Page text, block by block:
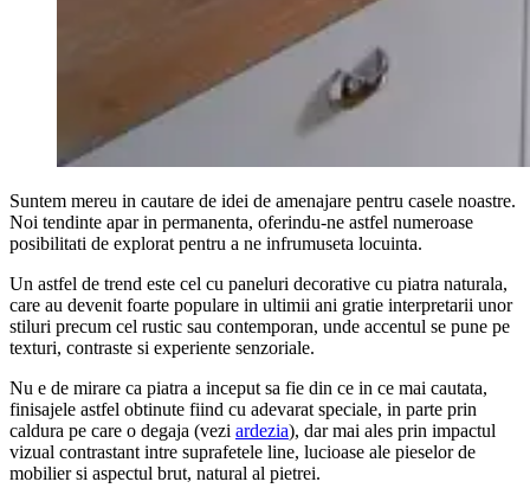
Suntem mereu in cautare de idei de amenajare pentru casele noastre.
Noi tendinte apar in permanenta, oferindu-ne astfel numeroase
posibilitati de explorat pentru a ne infrumuseta locuinta.
Un astfel de trend este cel cu paneluri decorative cu piatra naturala,
care au devenit foarte populare in ultimii ani gratie interpretarii unor
stiluri precum cel rustic sau contemporan, unde accentul se pune pe
texturi, contraste si experiente senzoriale.
Nu e de mirare ca piatra a inceput sa fie din ce in ce mai cautata,
finisajele astfel obtinute fiind cu adevarat speciale, in parte prin
caldura pe care o degaja (vezi ardezia), dar mai ales prin impactul
vizual contrastant intre suprafetele line, lucioase ale pieselor de
mobilier si aspectul brut, natural al pietrei.